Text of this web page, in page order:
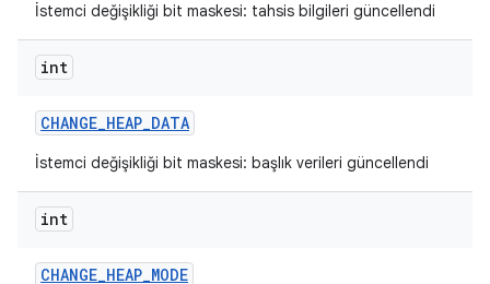
İstemci değişikliği bit maskesi: tahsis bilgileri güncellendi
int
CHANGE_HEAP_DATA
İstemci değişikliği bit maskesi: başlık verileri güncellendi
int
CHANGE_HEAP_MODE